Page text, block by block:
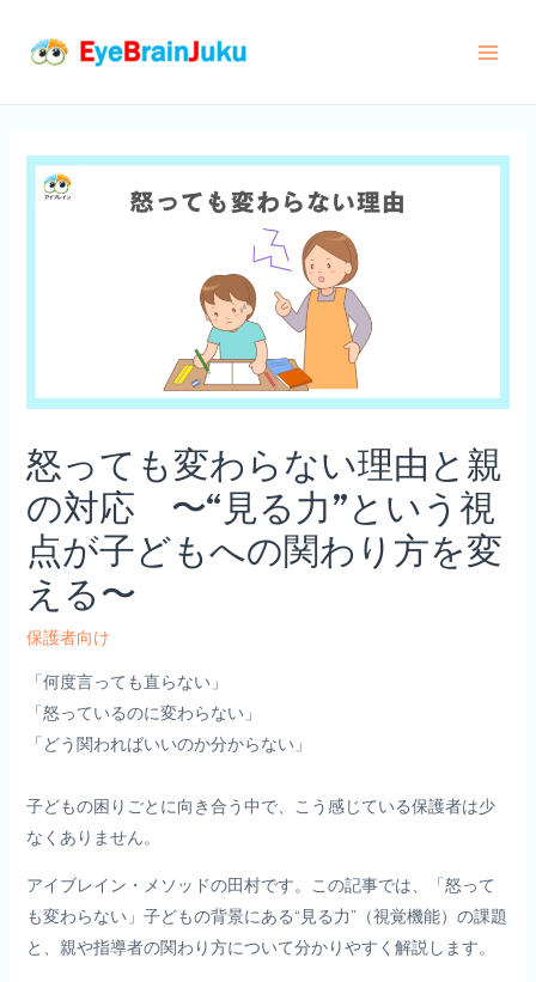
怒っても変わらない理由と親
の対応 〜“見る力”という視
点が子どもへの関わり方を変
える〜
保護者向け
「何度言っても直らない」
「怒っているのに変わらない」
「どう関わればいいのか分からない」
子どもの困りごとに向き合う中で、こう感じている保護者は少
なくありません。
アイブレイン・メソッドの田村です。この記事では、「怒って
も変わらない」子どもの背景にある“見る力”（視覚機能）の課題
と、親や指導者の関わり方について分かりやすく解説します。